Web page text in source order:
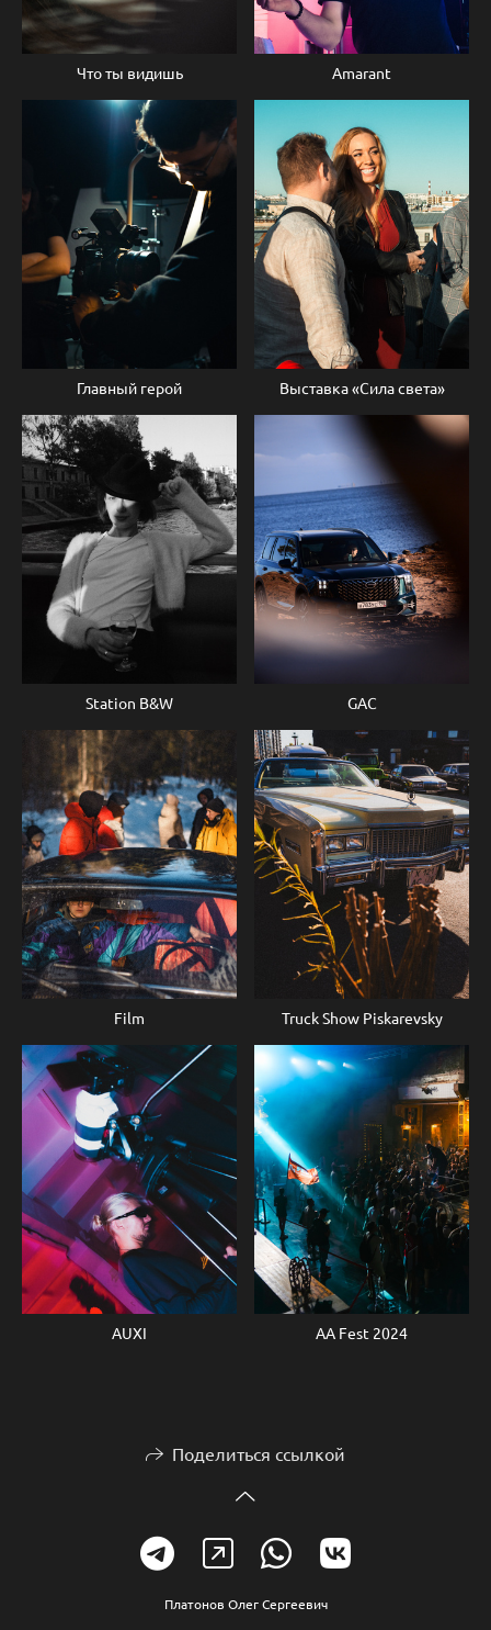
Что ты видишь Amarant
Главный герой Выставка «Сила света»
Station B&W GAC
Film Truck Show Piskarevsky
AUXI AA Fest 2024
Поделиться ссылкой
Платонов Олег Сергеевич